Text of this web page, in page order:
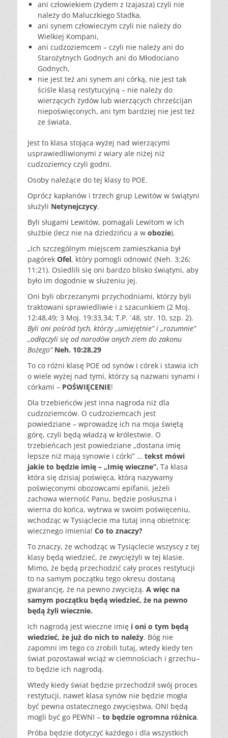
ani człowiekiem (żydem z Izajasza) czyli nie
należy do Maluczkiego Stadka,
ani synem człowieczym czyli nie należy do
Wielkiej Kompani,
ani cudzoziemcem – czyli nie należy ani do
Starożytnych Godnych ani do Młodociano
Godnych,
nie jest też ani synem ani córką, nie jest tak
ściśle klasą restytucyjną – nie należy do
wierzących żydów lub wierzących chrześcijan
niepoświęconych, ani tym bardziej nie jest też
ze świata.
Jest to klasa stojąca wyżej nad wierzącymi
usprawiedliwionymi z wiary ale niżej niż
cudzoziemcy czyli godni.
Osoby należące do tej klasy to POE.
Oprócz kapłanów i trzech grup Lewitów w świątyni
służyli Netynejczycy.
Byli sługami Lewitów, pomagali Lewitom w ich
służbie (lecz nie na dziedzińcu a w obozie).
„Ich szczególnym miejscem zamieszkania był
pagórek Ofel, który pomogli odnowić (Neh. 3:26;
11:21). Osiedlili się oni bardzo blisko świątyni, aby
było im dogodnie w służeniu jej.
Oni byli obrzezanymi przychodniami, którzy byli
traktowani sprawiedliwie i z szacunkiem (2 Moj.
12:48,49; 3 Moj. 19:33,34; T.P. `48, str. 10, szp. 2).
Byli oni pośród tych, którzy ,,umiejętnie” i ,,rozumnie”
,,odłączyli się od narodów onych ziem do zakonu
Bożego” Neh. 10:28,29
To co różni klasę POE od synów i córek i stawia ich
o wiele wyżej nad tymi, którzy są nazwani synami i
córkami – POŚWIĘCENIE!
Dla trzebieńców jest inna nagroda niż dla
cudzoziemców. O cudzoziemcach jest
powiedziane – wprowadzę ich na moja świętą
górę, czyli będą władzą w królestwie. O
trzebieńcach jest powiedziane „dostana imię
lepsze niż mają synowie i córki” … tekst mówi
jakie to będzie imię – „Imię wieczne”. Ta klasa
która się dzisiaj poświęca, którą nazywamy
poświęconymi obozowcami epifanii, jeżeli
zachowa wierność Panu, będzie posłuszna i
wierna do końca, wytrwa w swoim poświęceniu,
wchodząc w Tysiąclecie ma tutaj inną obietnicę:
wiecznego imienia! Co to znaczy?
To znaczy, że wchodząc w Tysiąclecie wszyscy z tej
klasy będą wiedzieć, że zwyciężyli w tej klasie.
Mimo, że będą przechodzić cały proces restytucji
to na samym początku tego okresu dostaną
gwarancję, że na pewno zwyciężą. A więc na
samym początku będą wiedzieć, że na pewno
będą żyli wiecznie.
Ich nagrodą jest wieczne imię i oni o tym będą
wiedzieć, że już do nich to należy. Bóg nie
zapomni im tego co zrobili tutaj, wtedy kiedy ten
świat pozostawał wciąż w ciemnościach i grzechu–
to będzie ich nagrodą.
Wtedy kiedy świat będzie przechodził swój proces
restytucji, nawet klasa synów nie będzie mogła
być pewna ostatecznego zwycięstwa, ONI będą
mogli być go PEWNI – to będzie ogromna różnica.
Próba będzie dotyczyć każdego i dla wszystkich